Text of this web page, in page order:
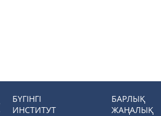
БҮГІНГІ
ИНСТИТУТ
БАРЛЫҚ
ЖАҢАЛЫҚ